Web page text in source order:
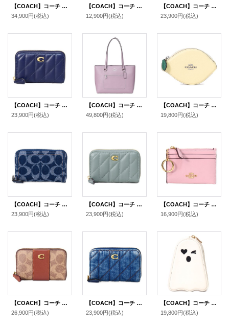
【COACH】コーチ スムースレザー ペネロペ ロゴ スリム ショルダー ハンドバッグ ブラック(日本未発売）
34,900円(税込)
【COACH】コーチ コーティング レザー スタッズ スリム エンベロープ フラップ 長財布 オックスブラッド【訳あり】（日本未発売）
12,900円(税込)
【COACH】コーチ カードケース レザー キルティング ピロー ロゴ スモール ジップ アラウンド スクエア スリム コインケース ダークルビー（日本未発売）
23,900円(税込)
【COACH】コーチ カードケース レザー キルティング ピロー ロゴ スモール ジップ アラウンド スクエア スリム コインケース ダークネイビー（日本未発売）
23,900円(税込)
【COACH】コーチ バッグ トート レザー ステーション ジップ トートバッグ ジャスミン〔日本未発売〕
49,800円(税込)
【COACH】コーチ コインケース レザー レモン フルーツ モチーフ ジップ コインポーチ 小銭入れ ムーンライト〔日本未発売〕
19,800円(税込)
【COACH】コーチ カードケース デニム レザー シグネチャー エッセンシャル スモール ジップ アラウンド スクエア スリム コインケース ディープブルーマルチ（日本未発売）
23,900円(税込)
【COACH】コーチ カードケース レザー キルティング ピロー ロゴ スモール ジップ アラウンド スクエア スリム コインケース セージ（日本未発売）
23,900円(税込)
【COACH】コーチ カードケース クリンクル レザー ロゴ キーリング付き ミニ スキニー IDケース コインケース カーネーション（日本未発売）
16,900円(税込)
【COACH】コーチ カードケース コーティングキャンバス レザー シグネチャー エッセンシャル スモール ジップ アラウンド スクエア スリム コインケース タンキャラメル（日本未発売）
26,900円(税込)
【COACH】コーチ カードケース デニム レザー キルティング ロゴ スモール ジップ アラウンド スクエア スリム コインケース ディープブルー（日本未発売）
23,900円(税込)
【COACH】コーチ レザー ゴースト おばけ ジップ コインポーチ コインケース チャークマルチ〔日本未発売〕
19,800円(税込)